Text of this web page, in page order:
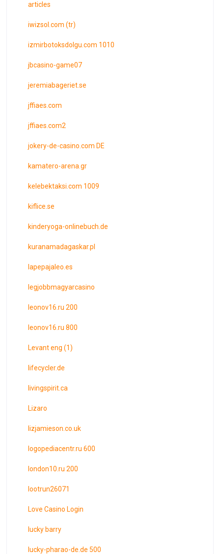
articles
iwizsol.com (tr)
izmirbotoksdolgu.com 1010
jbcasino-game07
jeremiabageriet.se
jffiaes.com
jffiaes.com2
jokery-de-casino.com DE
kamatero-arena.gr
kelebektaksi.com 1009
kiflice.se
kinderyoga-onlinebuch.de
kuranamadagaskar.pl
lapepajaleo.es
legjobbmagyarcasino
leonov16.ru 200
leonov16.ru 800
Levant eng (1)
lifecycler.de
livingspirit.ca
Lizaro
lizjamieson.co.uk
logopediacentr.ru 600
london10.ru 200
lootrun26071
Love Casino Login
lucky barry
lucky-pharao-de.de 500